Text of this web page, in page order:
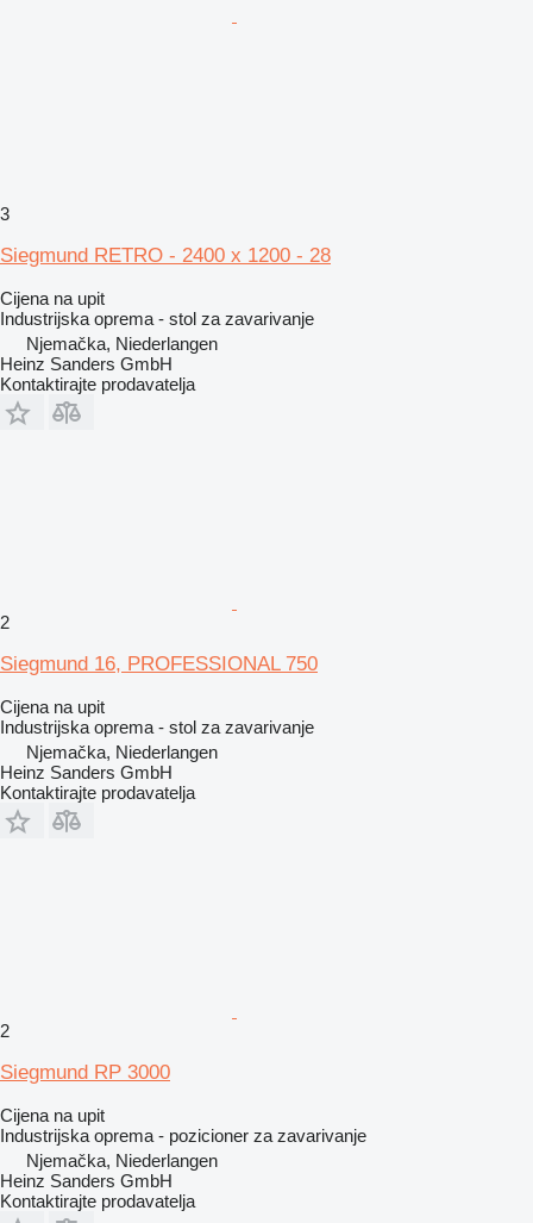
3
Siegmund RETRO - 2400 x 1200 - 28
Cijena na upit
Industrijska oprema - stol za zavarivanje
Njemačka, Niederlangen
Heinz Sanders GmbH
Kontaktirajte prodavatelja
2
Siegmund 16, PROFESSIONAL 750
Cijena na upit
Industrijska oprema - stol za zavarivanje
Njemačka, Niederlangen
Heinz Sanders GmbH
Kontaktirajte prodavatelja
2
Siegmund RP 3000
Cijena na upit
Industrijska oprema - pozicioner za zavarivanje
Njemačka, Niederlangen
Heinz Sanders GmbH
Kontaktirajte prodavatelja